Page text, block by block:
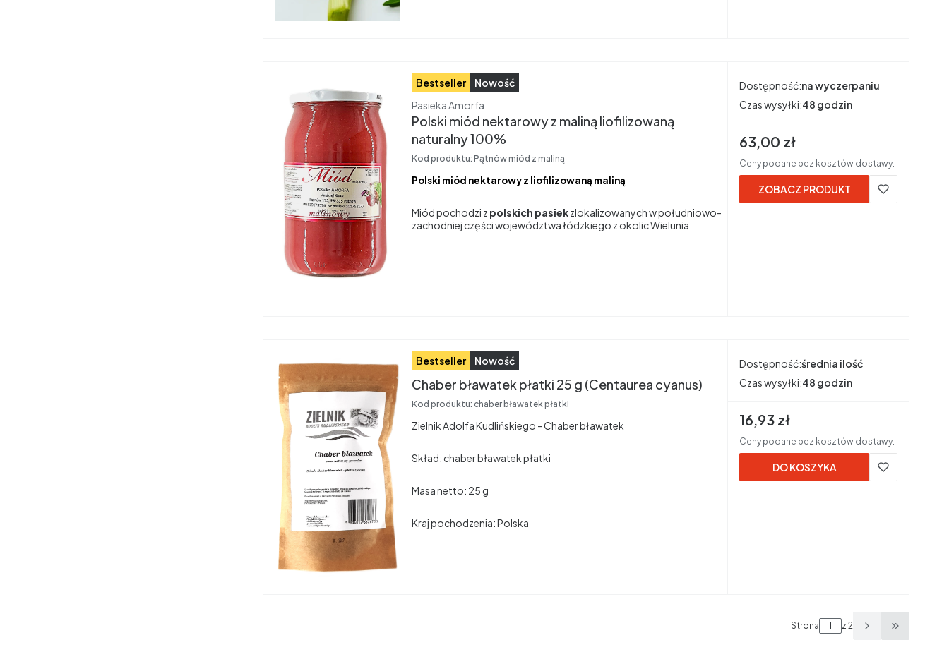
Bestseller
Nowość
Producent
Pasieka Amorfa
Polski miód nektarowy z maliną liofilizowaną
naturalny 100%
Kod produktu: Pątnów miód z maliną
Polski miód nektarowy z liofilizowaną maliną
Miód pochodzi z polskich pasiekzlokalizowanych w południowo-
zachodniej części województwa łódzkiego z okolic Wielunia
Dostępność:na wyczerpaniu
Czas wysyłki:48 godzin
Cena brutto
63,00 zł
Ceny podane bez kosztów dostawy.
ZOBACZ PRODUKT
Bestseller Nowość
Chaber bławatek płatki 25 g (Centaurea cyanus)
Kod produktu: chaber bławatek płatki
Zielnik Adolfa Kudlińskiego - Chaber bławatek
Skład: chaber bławatek płatki
Masa netto: 25 g
Kraj pochodzenia: Polska
Dostępność:średnia ilość
Czas wysyłki:48 godzin
Cena brutto
16,93 zł
Ceny podane bez kosztów dostawy.
DO KOSZYKA
Strona z 2 Przejdź